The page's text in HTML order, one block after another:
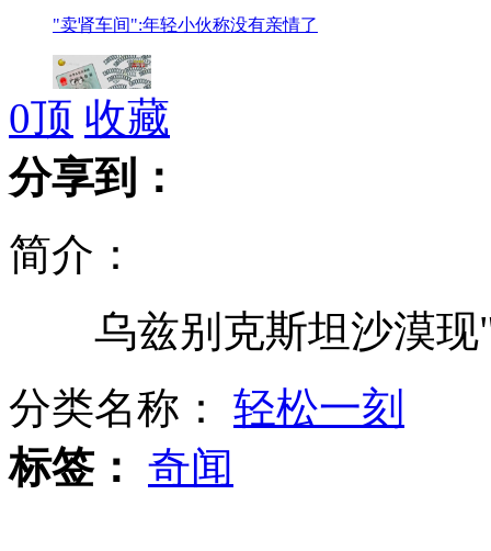
"卖肾车间":年轻小伙称没有亲情了
一张身份证竟被"绑"134个手机号
吉尼斯认证世界上眼球最大的狗
清朝笔筒误作废品捐赠拍出36万英镑
0顶 收藏
分享到：
简介：
乌兹别克斯坦沙漠现"
分类名称： 轻松一刻
标签： 奇闻